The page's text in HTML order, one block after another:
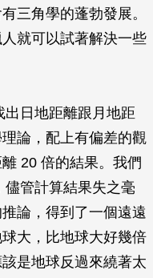
三角學的蓬勃發展。
就可以試著解決一些
出日地距離跟月地距
論，配上有偏差的觀
20 倍的結果。我們
管計算結果失之毫
論，得到了一個遠遠
大，比地球大好幾倍
是地球反過來繞著太